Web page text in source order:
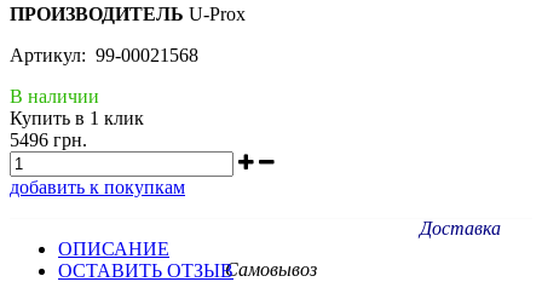
ПРОИЗВОДИТЕЛЬ U-Prox
Артикул: 99-00021568
В наличии
Купить в 1 клик
5496 грн.
добавить к покупкам
Доставка
Самовывоз
ОПИСАНИЕ
ОСТАВИТЬ ОТЗЫВ